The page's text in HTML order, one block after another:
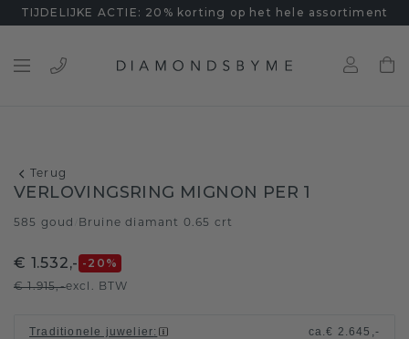
TIJDELIJKE ACTIE: 20% korting op het hele assortiment
Terug
VERLOVINGSRING MIGNON PER 1
585 goud Bruine diamant 0.65 crt
€ 1.532,- -20 %
€ 1.915,-excl. BTW
Traditionele juwelier: ca.€ 2.645,-